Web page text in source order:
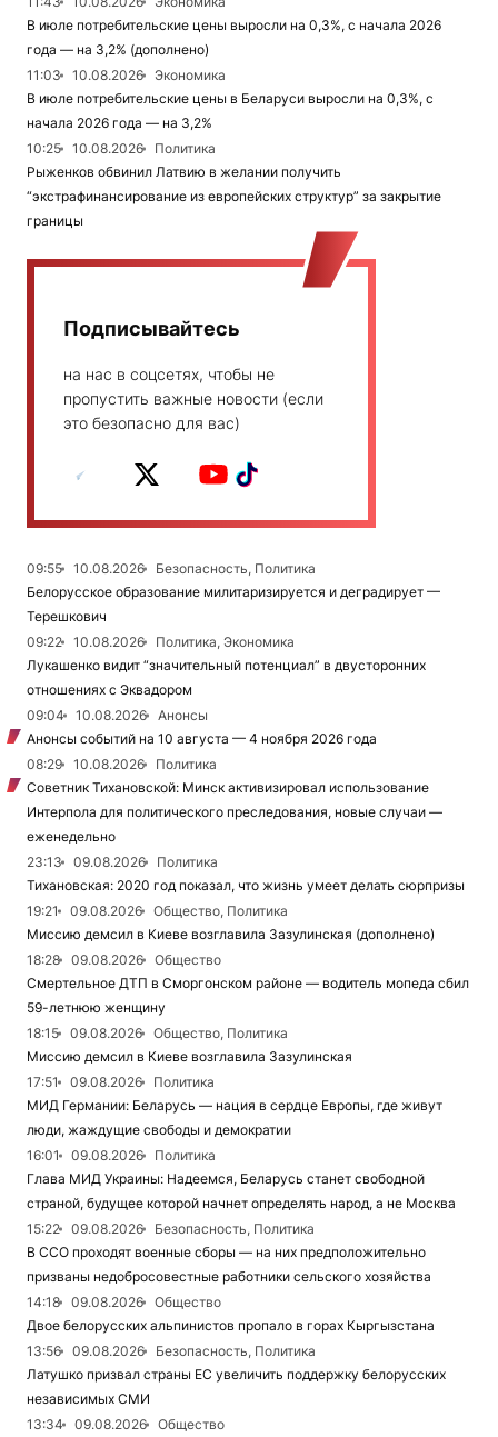
В июле потребительские цены выросли на 0,3%, с начала 2026
года — на 3,2% (дополнено)
11:03
10.08.2026
Экономика
В июле потребительские цены в Беларуси выросли на 0,3%, с
начала 2026 года — на 3,2%
10:25
10.08.2026
Политика
Рыженков обвинил Латвию в желании получить
“экстрафинансирование из европейских структур” за закрытие
границы
Подписывайтесь
на нас в соцсетях, чтобы не
пропустить важные новости (если
это безопасно для вас)
09:55 10.08.2026
Безопасность, Политика
Белорусское образование милитаризируется и деградирует —
Терешкович
09:22
10.08.2026
Политика, Экономика
Лукашенко видит “значительный потенциал” в двусторонних
отношениях с Эквадором
09:04
10.08.2026
Анонсы
Анонсы событий на 10 августа — 4 ноября 2026 года
08:29
10.08.2026
Политика
Советник Тихановской: Минск активизировал использование
Интерпола для политического преследования, новые случаи —
еженедельно
23:13
09.08.2026
Политика
Тихановская: 2020 год показал, что жизнь умеет делать сюрпризы
19:21
09.08.2026
Общество, Политика
Миссию демсил в Киеве возглавила Зазулинская (дополнено)
18:28
09.08.2026
Общество
Смертельное ДТП в Сморгонском районе — водитель мопеда сбил
59-летнюю женщину
18:15
09.08.2026
Общество, Политика
Миссию демсил в Киеве возглавила Зазулинская
17:51
09.08.2026
Политика
МИД Германии: Беларусь — нация в сердце Европы, где живут
люди, жаждущие свободы и демократии
16:01
09.08.2026
Политика
Глава МИД Украины: Надеемся, Беларусь станет свободной
страной, будущее которой начнет определять народ, а не Москва
15:22
09.08.2026
Безопасность, Политика
В ССО проходят военные сборы — на них предположительно
призваны недобросовестные работники сельского хозяйства
14:18
09.08.2026
Общество
Двое белорусских альпинистов пропало в горах Кыргызстана
13:56
09.08.2026
Безопасность, Политика
Латушко призвал страны ЕС увеличить поддержку белорусских
независимых СМИ
13:34
09.08.2026
Общество